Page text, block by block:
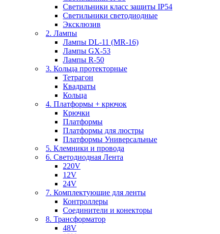
Светильники класс защиты IP54
Светильники светодиодные
Эксклюзив
2. Лампы
Лампы DL-11 (MR-16)
Лампы GX-53
Лампы R-50
3. Кольца протекторные
Тетрагон
Квадраты
Кольца
4. Платформы + крючок
Крючки
Платформы
Платформы для люстры
Платформы Универсальные
5. Клемники и провода
6. Светодиодная Лента
220V
12V
24V
7. Комплектующие для ленты
Контроллеры
Соединители и конекторы
8. Трансформатор
48V